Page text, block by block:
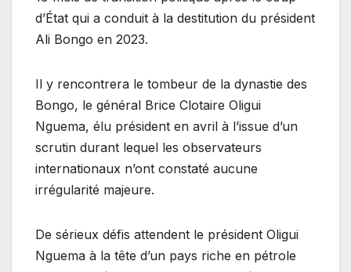
d’État qui a conduit à la destitution du président
Ali Bongo en 2023.
Il y rencontrera le tombeur de la dynastie des
Bongo, le général Brice Clotaire Oligui
Nguema, élu président en avril à l’issue d’un
scrutin durant lequel les observateurs
internationaux n’ont constaté aucune
irrégularité majeure.
De sérieux défis attendent le président Oligui
Nguema à la tête d’un pays riche en pétrole